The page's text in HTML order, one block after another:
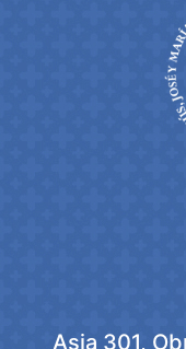
Asia 301,